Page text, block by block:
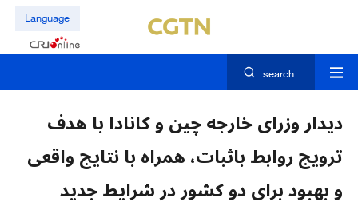
Language
search
دیدار وزرای خارجه چین و کانادا با هدف
ترویج روابط باثبات، همراه با نتایج واقعی
و بهبود برای دو کشور در شرایط جدید